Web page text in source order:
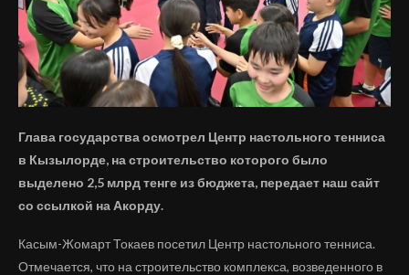
Глава государства осмотрел Центр настольного тенниса
в Кызылорде, на строительство которого было
выделено 2,5 млрд тенге из бюджета, передает наш сайт
со ссылкой на Акорду.
Касым-Жомарт Токаев посетил Центр настольного тенниса.
Отмечается, что на строительство комплекса, возведенного в